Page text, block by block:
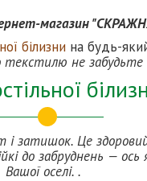
магазин
білизни на будь-
текстилю не
і затишок. Це
до забруднень — ось
Вашої оселі. .